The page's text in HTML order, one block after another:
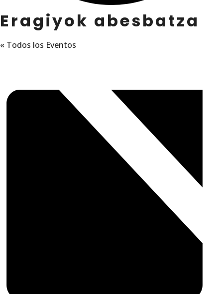
Eragiyok abesbatza
« Todos los Eventos